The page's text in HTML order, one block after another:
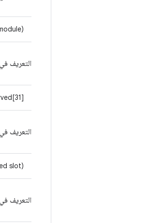
التعريف
التعريف
slot)
التعريف